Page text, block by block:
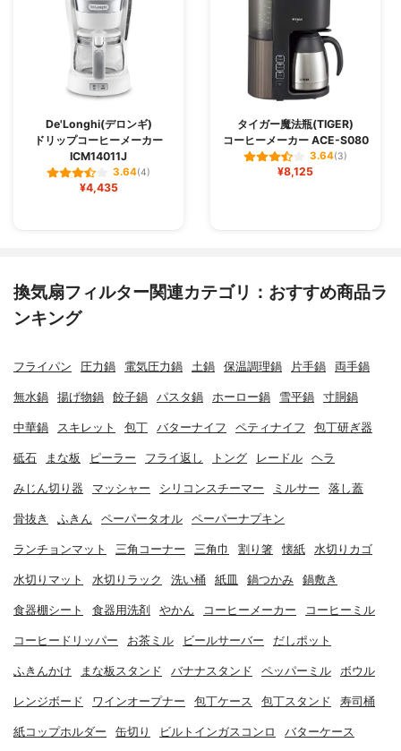
De'Longhi(デロンギ)
ドリップコーヒーメーカー
ICM14011J
3.64(4)
¥4,435
タイガー魔法瓶(TIGER)
コーヒーメーカー ACE-S080
3.64(3)
¥8,125
換気扇フィルター関連カテゴリ：おすすめ商品ラ
ンキング
フライパン 圧力鍋 電気圧力鍋 土鍋 保温調理鍋 片手鍋 両手鍋
無水鍋 揚げ物鍋 餃子鍋 パスタ鍋 ホーロー鍋 雪平鍋 寸胴鍋
中華鍋 スキレット 包丁 バターナイフ ペティナイフ 包丁研ぎ器
砥石 まな板 ピーラー フライ返し トング レードル ヘラ
みじん切り器 マッシャー シリコンスチーマー ミルサー 落し蓋
骨抜き ふきん ペーパータオル ペーパーナプキン
ランチョンマット 三角コーナー 三角巾 割り箸 懐紙 水切りカゴ
水切りマット 水切りラック 洗い桶 紙皿 鍋つかみ 鍋敷き
食器棚シート 食器用洗剤 やかん コーヒーメーカー コーヒーミル
コーヒードリッパー お茶ミル ビールサーバー だしポット
ふきんかけ まな板スタンド バナナスタンド ペッパーミル ボウル
レンジボード ワインオープナー 包丁ケース 包丁スタンド 寿司桶
紙コップホルダー 缶切り ビルトインガスコンロ バターケース